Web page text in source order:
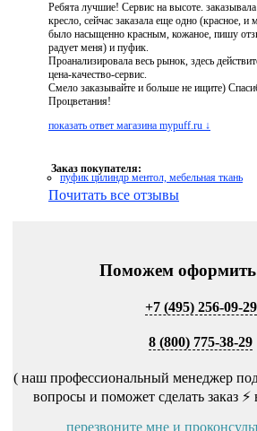
Ребята лучшие! Сервис на высоте.
кресло, сейчас заказала еще одно (красное,
было насыщенно красным, кожаное, пишу
радует меня) и пуфик.
Проанализировала весь рынок, здесь
цена-качество-сервис.
Смело заказывайте и больше не ищите)
Процветания!
показать ответ магазина mypuff.ru ↓
Заказ покупателя:
пуфик цилиндр ментол, мебельная ткань
Почитать все отзывы
Поможем оформить
+7 (495) 256-09-29
8 (800) 775-38-29
( наш профессиональный менеджер
вопросы и поможет сделать заказ
перезвоните мне и